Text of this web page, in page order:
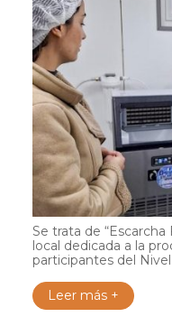
Se trata de
local dedicada a la
participantes del Nivel
Leer más +